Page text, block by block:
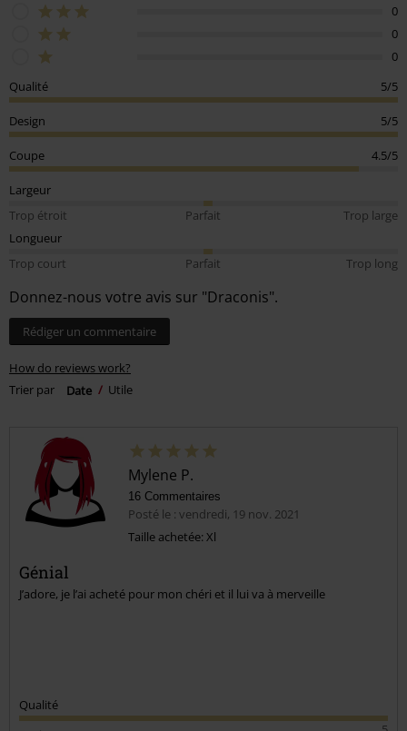
0
0
0
Qualité
5/5
Design 5/5
Coupe 4.5/5
Largeur
Trop étroit
Parfait
Trop large
Longueur
Trop court
Parfait Trop long
Donnez-nous votre avis sur "Draconis".
Rédiger un commentaire
How do reviews work?
Trier par
Date Utile
Mylene P.
16 Commentaires
Posté le : vendredi, 19 nov. 2021
Taille achetée: Xl
Génial
J’adore, je l’ai acheté pour mon chéri et il lui va à merveille
Qualité